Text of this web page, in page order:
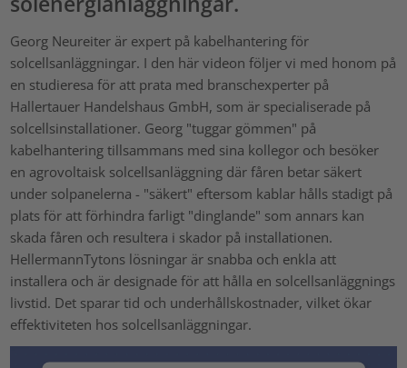
Georg Neureiter är expert på kabelhantering för
solcellsanläggningar. I den här videon följer vi med honom på
en studieresa för att prata med branschexperter på
Hallertauer Handelshaus GmbH, som är specialiserade på
solcellsinstallationer. Georg "tuggar gömmen" på
kabelhantering tillsammans med sina kollegor och besöker
en agrovoltaisk solcellsanläggning där fåren betar säkert
under solpanelerna - "säkert" eftersom kablar hålls stadigt på
plats för att förhindra farligt "dinglande" som annars kan
skada fåren och resultera i skador på installationen.
HellermannTytons lösningar är snabba och enkla att
installera och är designade för att hålla en solcellsanläggnings
livstid. Det sparar tid och underhållskostnader, vilket ökar
effektiviteten hos solcellsanläggningar.